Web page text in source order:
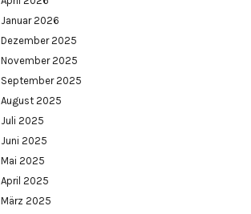
Januar 2026
Dezember 2025
November 2025
September 2025
August 2025
Juli 2025
Juni 2025
Mai 2025
April 2025
März 2025